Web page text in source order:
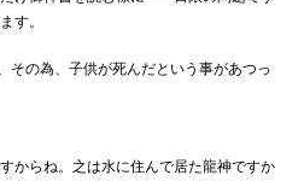
す。
その為、子供が死んだという事があつっ
からね。之は水に住んで居た龍神ですか